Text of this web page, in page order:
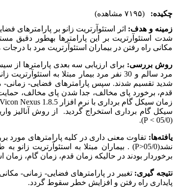
چکیده:
(۷۱۹۵ مشاهده)
زمینه و هدف: اثر استئوآرتریت زانو بر پارامترهای
شدت استئوآرتریت بر این پارامترها به­طور دقیق
مکانی راه رفتن در بیماران استئوآرتریت مرد با
روش بررسی: برای ارزیابی سه بعدی پارامترها از سیستم
شدید تقسیم شدند. سپس پارامترهای فضایی-
قدم، برخورد پای مخالف، جدا شدن پای مخالف،
زمان سیکل گام برداری با نرم افزارVicon Nexus 1.8.5
سیکل گام برداری استخراج گردید. از روش آنالیز
(05/0
<
P
).
یافته‌ها: تفاوت معنی داری در کلیه پارامترهای مورد
نشد(05/0
P>) . بیماران مبتلا به استئوآرتریت
برخوردار بودند در حالی­که زمان قدم، زمان گام، زمان
نتیجه گیری: تغییر در پارامترهای فضایی- زمانی-
پایداری راه رفتن و افزایش خطر سقوط گردد.